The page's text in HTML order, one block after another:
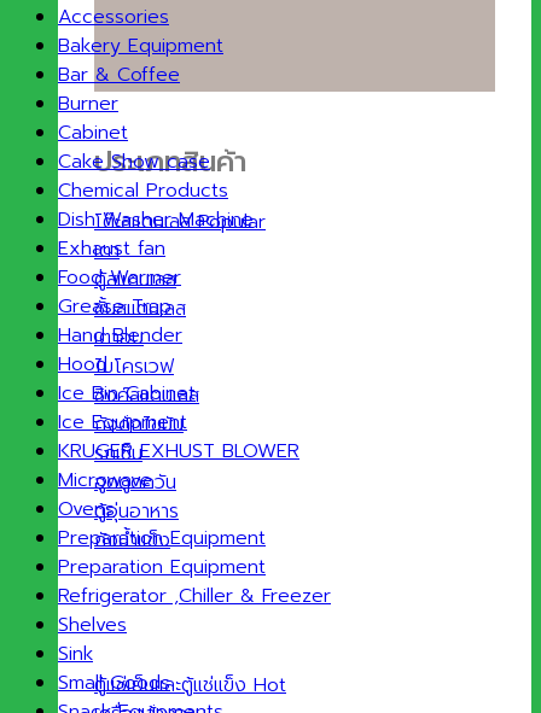
ประเภทสินค้า
โต๊ะสแตนเลส
เตา
ตู้สแตนเลส
ชั้นสแตนเลส
เตาอบ
ไมโครเวฟ
ซิงค์สแตนเลส
ถังดักไขมัน
รถเข็น
ฮูดดูดควัน
ตู้อุ่นอาหาร
ถังน้ำแข็ง
ตู้แช่เย็นและตู้แช่แข็ง
Accessories
Bakery Equipment
Bar & Coffee
Burner
Cabinet
Cake Show case
Chemical Products
Dish Washer Machine
Exhaust fan
Food Warmer
Grease Trap
Hand Blender
Hood
Ice Bin Cabinet
Ice Equipment
KRUGER EXHUST BLOWER
Microwave
Ovens
Preparation Equipment
Preparation Equipment
Refrigerator ,Chiller & Freezer
Shelves
Sink
Small Goods